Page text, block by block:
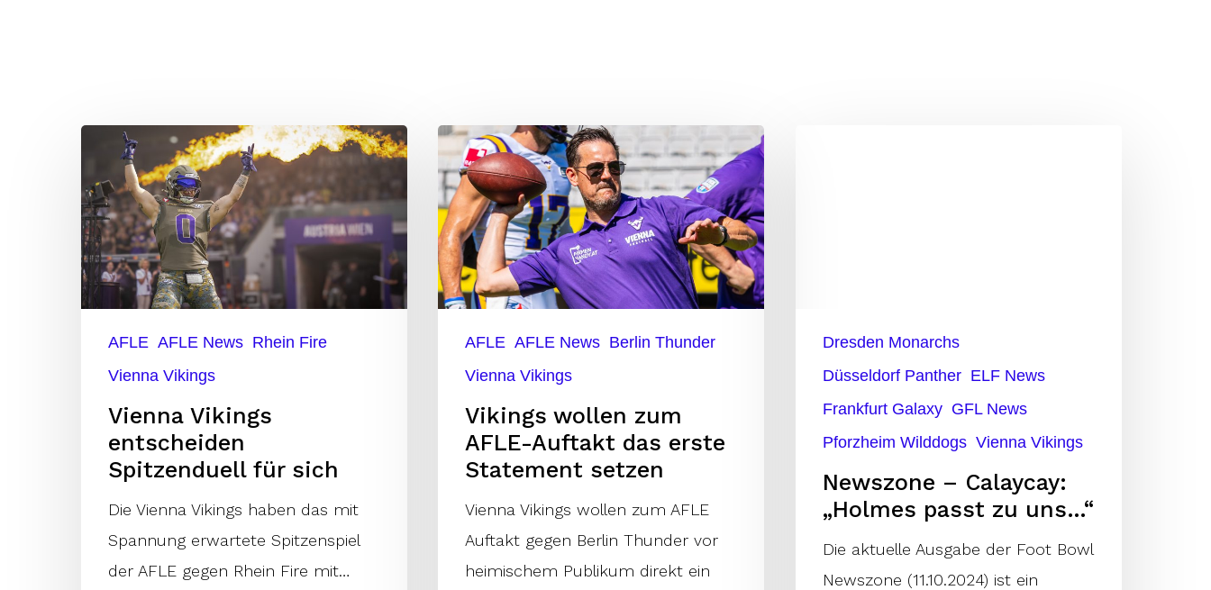
Hit enter to search or ESC to close
Vienna
Vikings
entscheiden
Spitzenduell
für
sich
AFLE AFLE News Rhein Fire
Vienna Vikings
Vienna Vikings
entscheiden
Spitzenduell für sich
Die Vienna Vikings haben das mit
Spannung erwartete Spitzenspiel
der AFLE gegen Rhein Fire mit…
Vikings
wollen
zum
AFLE-
Auftakt
das
Statement
setzen
AFLE AFLE News Berlin Thunder
Vienna Vikings
Vikings wollen zum
AFLE-Auftakt das erste
Statement setzen
Vienna Vikings wollen zum AFLE
Auftakt gegen Berlin Thunder vor
heimischem Publikum direkt ein
Dresden Monarchs
Düsseldorf Panther ELF News
Frankfurt Galaxy GFL News
Pforzheim Wilddogs Vienna Vikings
Newszone – Calaycay:
„Holmes passt zu uns…“
Die aktuelle Ausgabe der Foot Bowl
Newszone (11.10.2024) ist ein